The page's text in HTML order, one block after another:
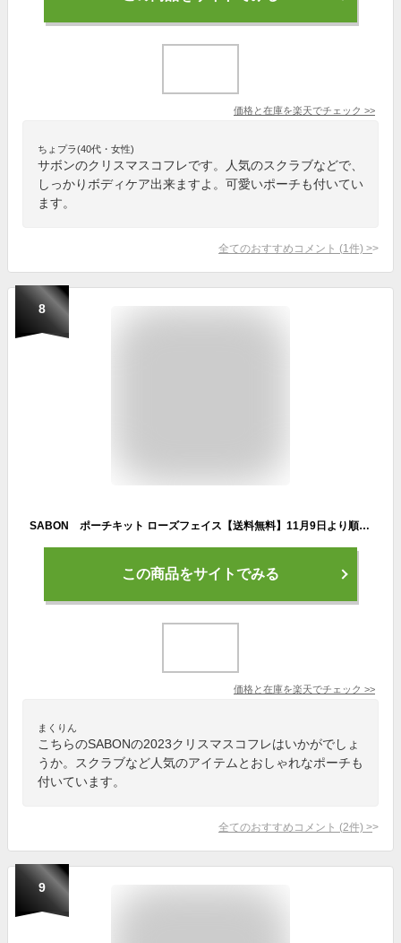
価格と在庫を楽天でチェック >>
ちょプラ(40代・女性)
サボンのクリスマスコフレです。人気のスクラブなどで、
しっかりボディケア出来ますよ。可愛いポーチも付いてい
ます。
全てのおすすめコメント (1 件) >
8
SABON ポーチキット ローズフェイス【送料無料】11月9日より順次発送 2023クリスマスコフレ ブラックフライデー
この商品をサイトでみる
価格と在庫を楽天でチェック >>
まくりん
こちらのSABONの2023クリスマスコフレはいかがでしょ
うか。スクラブなど人気のアイテムとおしゃれなポーチも
付いています。
全てのおすすめコメント (2件) >
9